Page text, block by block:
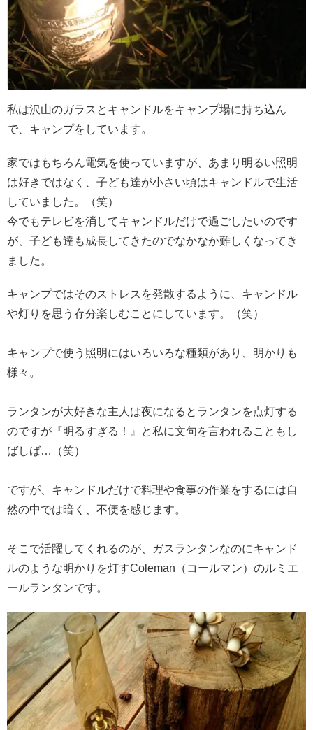
私は沢山のガラスとキャンドルをキャンプ場に持ち込ん
で、キャンプをしています。
家ではもちろん電気を使っていますが、あまり明るい照明
は好きではなく、子ども達が小さい頃はキャンドルで生活
していました。（笑）
今でもテレビを消してキャンドルだけで過ごしたいのです
が、子ども達も成長してきたのでなかなか難しくなってき
ました。
キャンプではそのストレスを発散するように、キャンドル
や灯りを思う存分楽しむことにしています。
（笑）
キャンプで使う照明にはいろいろな種類があり、明かりも
様々。
ランタンが大好きな主人は夜になるとランタンを点灯する
のですが『明るすぎる！』と私に文句を言われることもし
ばしば…（笑）
ですが、キャンドルだけで料理や食事の作業をするには自
然の中では暗く、不便を感じます。
そこで活躍してくれるのが、ガスランタンなのにキャンド
ルのような明かりを灯すColeman（コールマン）のルミエ
ールランタンです。